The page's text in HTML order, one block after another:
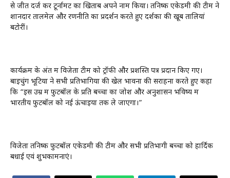
से जीत दर्ज कर टूर्नामेंट का खिताब अपने नाम किया। तनिष्क एकेडमी की टीम ने
शानदार तालमेल और रणनीति का प्रदर्शन करते हुए दर्शकों की खूब तालियां
बटोरीं।
कार्यक्रम के अंत में विजेता टीम को ट्रॉफी और प्रशस्ति पत्र प्रदान किए गए।
बाइचुंग भूटिया ने सभी प्रतिभागियों की खेल भावना की सराहना करते हुए कहा
कि “इस उम्र में फुटबॉल के प्रति बच्चों का जोश और अनुशासन भविष्य में
भारतीय फुटबॉल को नई ऊंचाइयों तक ले जाएगा।”
विजेता तनिष्क फुटबॉल एकेडमी की टीम और सभी प्रतिभागी बच्चों को हार्दिक
बधाई एवं शुभकामनाएं।